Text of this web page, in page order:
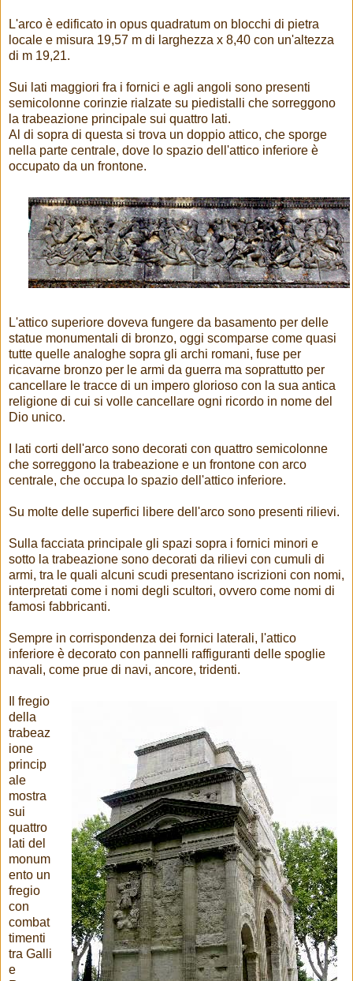
L'arco è edificato in opus quadratum on blocchi di pietra
locale e misura 19,57 m di larghezza x 8,40 con un'altezza
di m 19,21.
Sui lati maggiori fra i fornici e agli angoli sono presenti
semicolonne corinzie rialzate su piedistalli che sorreggono
la trabeazione principale sui quattro lati.
Al di sopra di questa si trova un doppio attico, che sporge
nella parte centrale, dove lo spazio dell'attico inferiore è
occupato da un frontone.
L'attico superiore doveva fungere da basamento per delle
statue monumentali di bronzo, oggi scomparse come quasi
tutte quelle analoghe sopra gli archi romani, fuse per
ricavarne bronzo per le armi da guerra ma soprattutto per
cancellare le tracce di un impero glorioso con la sua antica
religione di cui si volle cancellare ogni ricordo in nome del
Dio unico.
I lati corti dell'arco sono decorati con quattro semicolonne
che sorreggono la trabeazione e un frontone con arco
centrale, che occupa lo spazio dell'attico inferiore.
Su molte delle superfici libere dell'arco sono presenti rilievi.
Sulla facciata principale gli spazi sopra i fornici minori e
sotto la trabeazione sono decorati da rilievi con cumuli di
armi, tra le quali alcuni scudi presentano iscrizioni con nomi,
interpretati come i nomi degli scultori, ovvero come nomi di
famosi fabbricanti.
Sempre in corrispondenza dei fornici laterali, l'attico
inferiore è decorato con pannelli raffiguranti delle spoglie
navali, come prue di navi, ancore, tridenti.
Il fregio
della
trabeaz
ione
princip
ale
mostra
sui
quattro
lati del
monum
ento un
fregio
con
combat
timenti
tra Galli
e